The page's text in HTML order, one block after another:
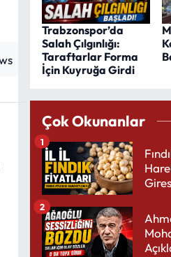
Trabzonspor’da
Salah Çılgınlığı:
Taraftarlar Forma
İçin Kuyruğa Girdi
Çok Okunanlar
1
2